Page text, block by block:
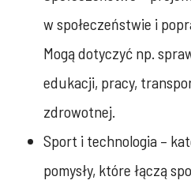
w społeczeństwie i
Mogą dotyczyć np.
edukacji, pracy,
zdrowotnej.
Sport i technologia –
pomysły, które łączą